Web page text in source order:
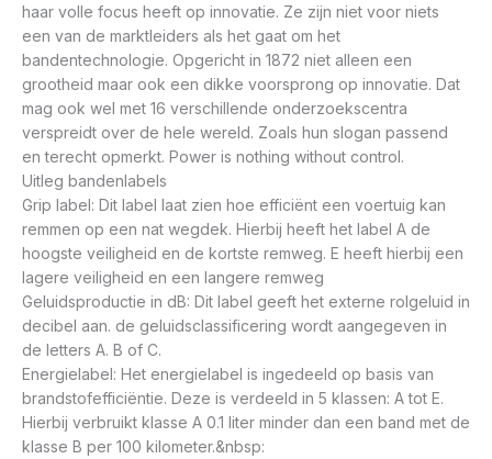
haar volle focus heeft op innovatie. Ze zijn niet voor niets
een van de marktleiders als het gaat om het
bandentechnologie. Opgericht in 1872 niet alleen een
grootheid maar ook een dikke voorsprong op innovatie. Dat
mag ook wel met 16 verschillende onderzoekscentra
verspreidt over de hele wereld. Zoals hun slogan passend
en terecht opmerkt. Power is nothing without control.
Uitleg bandenlabels
Grip label: Dit label laat zien hoe efficiënt een voertuig kan
remmen op een nat wegdek. Hierbij heeft het label A de
hoogste veiligheid en de kortste remweg. E heeft hierbij een
lagere veiligheid en een langere remweg
Geluidsproductie in dB: Dit label geeft het externe rolgeluid in
decibel aan. de geluidsclassificering wordt aangegeven in
de letters A. B of C.
Energielabel: Het energielabel is ingedeeld op basis van
brandstofefficiëntie. Deze is verdeeld in 5 klassen: A tot E.
Hierbij verbruikt klasse A 0.1 liter minder dan een band met de
klasse B per 100 kilometer.&nbsp: